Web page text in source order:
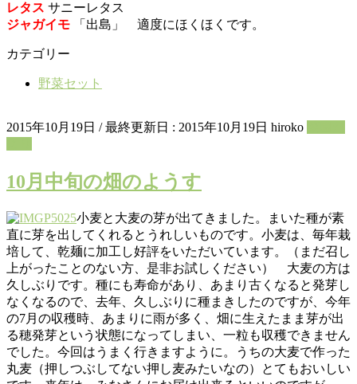
レタス サニーレタス
ジャガイモ 「出島」 適度にほくほくです。
カテゴリー
野菜セット
2015年10月19日 / 最終更新日 : 2015年10月19日 hiroko
10月中旬の畑のようす
小麦と大麦の芽が出てきました。まいた種が素
直に芽を出してくれるとうれしいものです。小麦は、毎年栽
培して、乾麺に加工し好評をいただいています。（まだ召し
上がったことのない方、是非お試しください） 大麦の方は
久しぶりです。種にも寿命があり、あまり古くなると発芽し
なくなるので、去年、久しぶりに種まきしたのですが、今年
の7月の収穫時、あまりに雨が多く、畑に生えたまま芽が出
る穂発芽という状態になってしまい、一粒も収穫できません
でした。今回はうまく行きますように。うちの大麦で作った
丸麦（押しつぶしてない押し麦みたいなの）とてもおいしい